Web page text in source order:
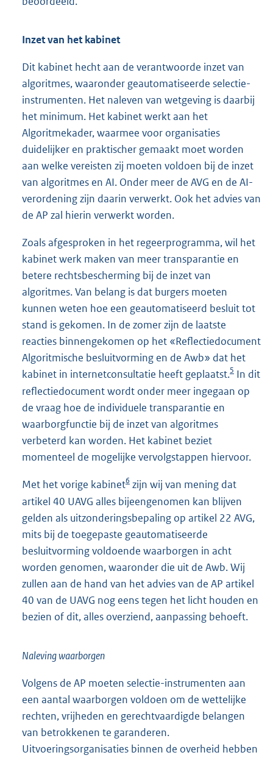
Inzet van het kabinet
Dit kabinet hecht aan de verantwoorde inzet van
algoritmes, waaronder geautomatiseerde selectie-
instrumenten. Het naleven van wetgeving is daarbij
het minimum. Het kabinet werkt aan het
Algoritmekader, waarmee voor organisaties
duidelijker en praktischer gemaakt moet worden
aan welke vereisten zij moeten voldoen bij de inzet
van algoritmes en AI. Onder meer de AVG en de AI-
verordening zijn daarin verwerkt. Ook het advies van
de AP zal hierin verwerkt worden.
Zoals afgesproken in het regeerprogramma, wil het
kabinet werk maken van meer transparantie en
betere rechtsbescherming bij de inzet van
algoritmes. Van belang is dat burgers moeten
kunnen weten hoe een geautomatiseerd besluit tot
stand is gekomen. In de zomer zijn de laatste
reacties binnengekomen op het «Reflectiedocument
Algoritmische besluitvorming en de Awb» dat het
kabinet in internetconsultatie heeft geplaatst.5 In dit
reflectiedocument wordt onder meer ingegaan op
de vraag hoe de individuele transparantie en
waarborgfunctie bij de inzet van algoritmes
verbeterd kan worden. Het kabinet beziet
momenteel de mogelijke vervolgstappen hiervoor.
Met het vorige kabinet6 zijn wij van mening dat
artikel 40 UAVG alles bijeengenomen kan blijven
gelden als uitzonderingsbepaling op artikel 22 AVG,
mits bij de toegepaste geautomatiseerde
besluitvorming voldoende waarborgen in acht
worden genomen, waaronder die uit de Awb. Wij
zullen aan de hand van het advies van de AP artikel
40 van de UAVG nog eens tegen het licht houden en
bezien of dit, alles overziend, aanpassing behoeft.
Naleving waarborgen
Volgens de AP moeten selectie-instrumenten aan
een aantal waarborgen voldoen om de wettelijke
rechten, vrijheden en gerechtvaardigde belangen
van betrokkenen te garanderen.
Uitvoeringsorganisaties binnen de overheid hebben